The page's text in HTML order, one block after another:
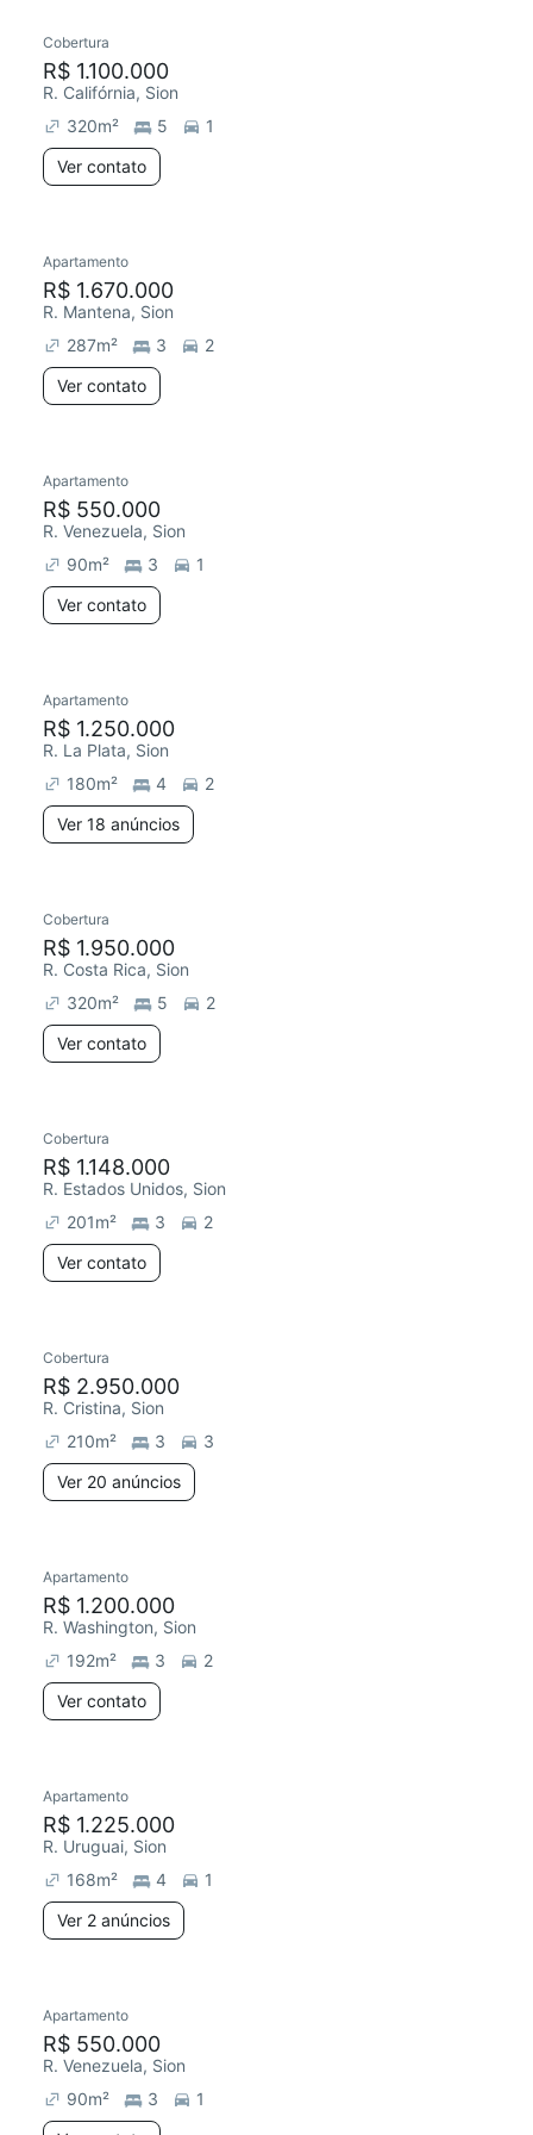
Redecorar
Cobertura
R$ 1.100.000
R. Califórnia, Sion
320m² 5
1
Ver contato
Redecorar
Apartamento
R$ 1.670.000
R. Mantena, Sion
287m² 3
2
Ver contato
Redecorar
Apartamento
R$ 550.000
R. Venezuela, Sion
90m² 3
1
Ver contato
Redecorar
Apartamento
R$ 1.250.000
R. La Plata, Sion
180m² 4
2
Ver 18 anúncios
Redecorar
Cobertura
R$ 1.950.000
R. Costa Rica, Sion
320m² 5
2
Ver contato
Cobertura
R$ 1.148.000
R. Estados Unidos, Sion
201m² 3
2
Ver contato
Cobertura
R$ 2.950.000
R. Cristina, Sion
210m² 3
3
Ver 20 anúncios
Apartamento
R$ 1.200.000
R. Washington, Sion
192m² 3
2
Ver contato
Apartamento
R$ 1.225.000
R. Uruguai, Sion
168m² 4
1
Ver 2 anúncios
Apartamento
R$ 550.000
R. Venezuela, Sion
90m² 3
1